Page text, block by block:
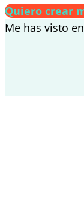
Quiero crear
Me has visto en